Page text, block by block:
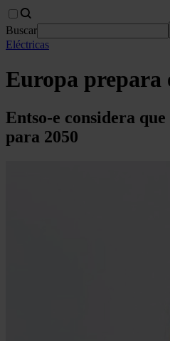
Buscar
Eléctricas
Europa prepara
Entso-e considera
para 2050